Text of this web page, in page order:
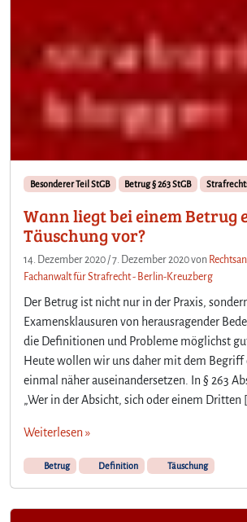
Besonderer Teil StGB Betrug § 263 StGB
Wann liegt bei einem Betrug
Täuschung vor?
14. Dezember 2020 /7. Dezember 2020von
Fachanwalt für Strafrecht - Berlin-Kreuzberg
Der Betrug ist nicht nur in der Praxis,
Examensklausuren von herausragender
die Definitionen und Probleme möglichst
Heute wollen wir uns daher mit dem Begriff
einmal näher auseinandersetzen. In § 263
„Wer in der Absicht, sich oder einem Dritten
Weiterlesen »
Betrug Definition Täuschung